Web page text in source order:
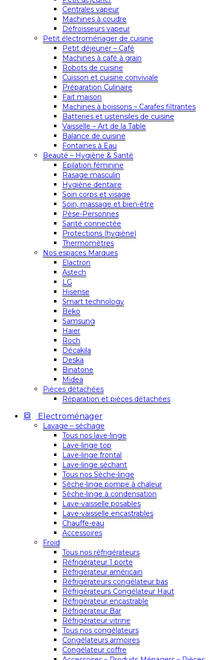
Centrales vapeur
Machines à coudre
Défroisseurs vapeur
Petit électroménager de cuisine
Petit déjeuner – Café
Machines à café à grain
Robots de cuisine
Cuisson et cuisine conviviale
Préparation Culinaire
Fait maison
Machines à boissons – Carafes filtrantes
Batteries et ustensiles de cuisine
Vaisselle – Art de la Table
Balance de cuisine
Fontaines à Eau
Beauté – Hygiène & Santé
Epilation féminine
Rasage masculin
Hygiène dentaire
Soin corps et visage
Soin, massage et bien-être
Pèse-Personnes
Santé connectée
Protections (hygiène)
Thermomètres
Nos espaces Marques
Elactron
Astech
LG
Hisense
Smart technology
Beko
Samsung
Haier
Roch
Décakila
Deska
Binatone
Midea
Pièces détachées
Réparation et pièces détachées
Electroménager
Lavage – séchage
Tous nos lave-linge
Lave-linge top
Lave-linge frontal
Lave-linge séchant
Tous nos Sèche-linge
Sèche-linge pompe à chaleur
Sèche-linge à condensation
Lave-vaisselle posables
Lave-vaisselle encastrables
Chauffe-eau
Accessoires
Froid
Tous nos réfrigérateurs
Réfrigérateur 1 porte
Réfrigérateur américain
Réfrigérateurs congélateur bas
Réfrigérateurs Congélateur Haut
Réfrigérateur encastrable
Réfrigérateur Bar
Réfrigérateur vitrine
Tous nos congélateurs
Congélateurs armoires
Congélateur coffre